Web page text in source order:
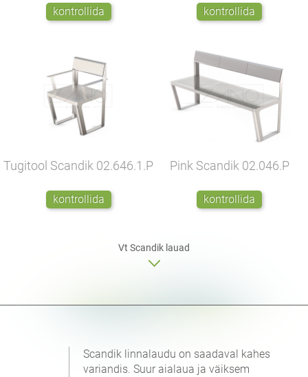
kontrollida kontrollida
Tugitool Scandik 02.646.1.P
kontrollida
Pink Scandik 02.046.P
kontrollida
Vt Scandik lauad
Scandik linnalaudu on saadaval kahes
variandis. Suur aialaua ja väiksem